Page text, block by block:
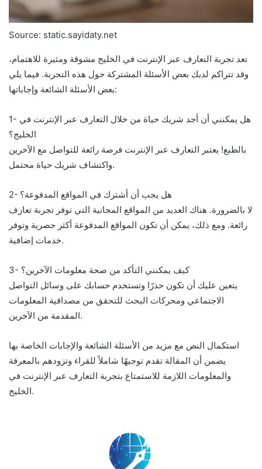
Source: static.sayidaty.net
تعد تجربة التعارف عبر الإنترنت في الخليج مشوقة ومثيرة للاهتمام،
وقد تتراكم لديك بعض الأسئلة المشتركة حول هذه التجربة. فيما يلي
بعض الأسئلة الشائعة وإجاباتها:
1- هل يمكنني أن أجد شريك حياة من خلال التعارف عبر الإنترنت في
الخليج؟
بالطبع! يعتبر التعارف عبر الإنترنت فرصة رائعة للتواصل مع الآخرين
واكتشاف شريك حياة محتمل.
2- هل يجب أن أشترك في المواقع المدفوعة؟
لا بالضرورة. هناك العديد من المواقع المجانية التي توفر تجربة تعارف
رائعة. ومع ذلك، يمكن أن تكون المواقع المدفوعة أكثر حصرية وتوفر
خدمات إضافية.
3- كيف يمكنني التأكد من صحة معلومات الآخرين؟
يتعين عليك أن تكون حذرًا وتستخدم حسابك على وسائل التواصل
الاجتماعي ومحركات البحث للتحقق من مصداقية المعلومات
المقدمة من الآخرين.
استكمال النص مع مزيد من الأسئلة الشائعة والإجابات الخاصة بها
يضمن أن المقالة تقدم توجيهًا شاملاً للقراء وتزودهم بالمعرفة
والمعلومات اللازمة للاستمتاع بتجربة التعارف عبر الإنترنت في
الخليج.